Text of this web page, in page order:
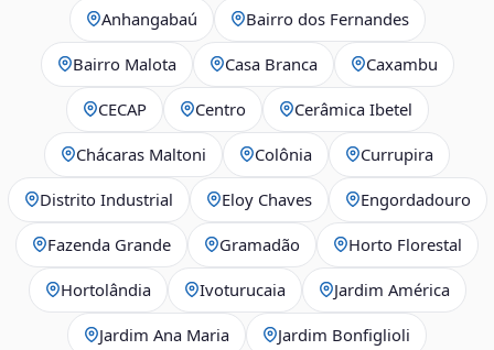
Anhangabaú Bairro dos Fernandes
Bairro Malota Casa Branca Caxambu
CECAP Centro Cerâmica Ibetel
Chácaras Maltoni Colônia Currupira
Distrito Industrial Eloy Chaves Engordadouro
Fazenda Grande Gramadão Horto Florestal
Hortolândia Ivoturucaia Jardim América
Jardim Ana Maria Jardim Bonfiglioli